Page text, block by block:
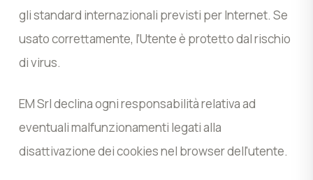
gli standard internazionali previsti per Internet. Se
usato correttamente, l’Utente è protetto dal rischio
di virus.
EM Srl declina ogni responsabilità relativa ad
eventuali malfunzionamenti legati alla
disattivazione dei cookies nel browser dell'utente.